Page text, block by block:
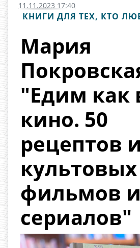
11.11.2023 17:40
КНИГИ ДЛЯ ТЕХ, КТО
Мария
"Едим как
кино. 50
рецептов
культовых
фильмов и
сериалов"